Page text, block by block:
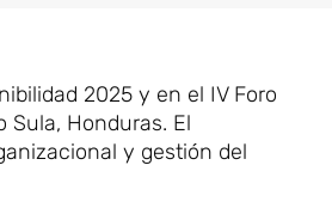
2025 y en el IV Foro
Sula, Honduras. El
y gestión del